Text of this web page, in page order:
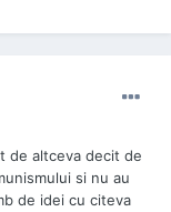
de altceva decit de
si nu au
de idei cu citeva